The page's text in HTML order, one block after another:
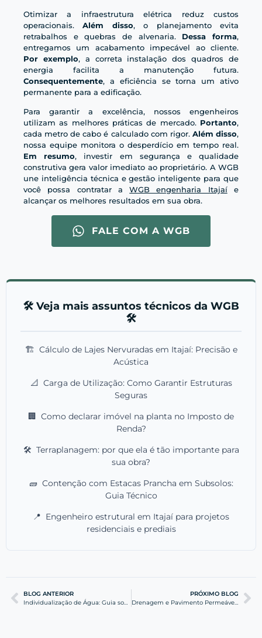
Otimizar a infraestrutura elétrica reduz custos
operacionais.Além disso, o planejamento evita
retrabalhos e quebras de alvenaria. Dessa forma,
entregamos um acabamento impecável ao cliente.
Por exemplo, a correta instalação dos quadros de
energia facilita a manutenção futura.
Consequentemente, a eficiência se torna um ativo
permanente para a edificação.
Para garantir a excelência, nossos engenheiros
utilizam as melhores práticas de mercado. Portanto,
cada metro de cabo é calculado com rigor. Além disso,
nossa equipe monitora o desperdício em tempo real.
Em resumo, investir em segurança e qualidade
construtiva gera valor imediato ao proprietário. A WGB
une inteligência técnica e gestão inteligente para que
você possa contratar aWGB engenharia Itajaíe
alcançar os melhores resultados em sua obra.
FALE COM A WGB
🛠️ Veja mais assuntos técnicos da WGB
🛠️
🏗️ Cálculo de Lajes Nervuradas em Itajaí: Precisão e
Acústica
📐 Carga de Utilização: Como Garantir Estruturas
Seguras
🏢 Como declarar imóvel na planta no Imposto de
Renda?
🛠️ Terraplanagem: por que ela é tão importante para
sua obra?
🧱 Contenção com Estacas Prancha em Subsolos:
Guia Técnico
📍 Engenheiro estrutural em Itajaí para projetos
residenciais e prediais
BLOG ANTERIOR
Individualização de Água: Guia sobre a NBR 15806
PRÓXIMO BLOG
Drenagem e Pavimento Permeável: Eficiência em Indústrias